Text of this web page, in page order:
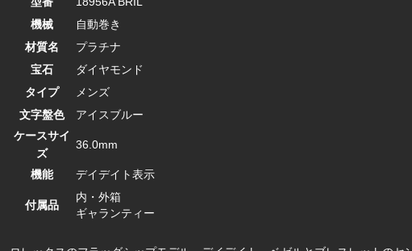
機械
自動巻き
材質名
プラチナ
宝石
ダイヤモンド
タイプ
メンズ
文字盤色
アイスブルー
ケースサイ
ズ
36.0mm
機能 デイデイト表示
付属品
内・外箱
ギャランティー